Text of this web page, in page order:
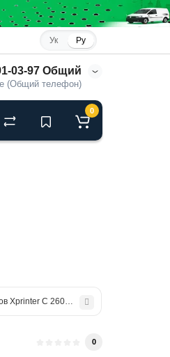
Ук Ру
03-97 Общий
(Общий телефон)
0
Xprinter С 260M Wi-Fi
0